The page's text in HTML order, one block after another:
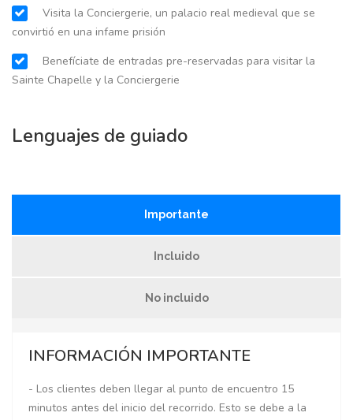
Visita la Conciergerie, un palacio real medieval que se
convirtió en una infame prisión
Benefíciate de entradas pre-reservadas para visitar la
Sainte Chapelle y la Conciergerie
Lenguajes de guiado
Importante
Incluido
No incluido
INFORMACIÓN IMPORTANTE
- Los clientes deben llegar al punto de encuentro 15
minutos antes del inicio del recorrido. Esto se debe a la